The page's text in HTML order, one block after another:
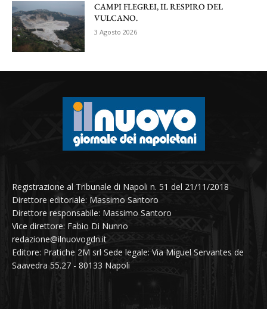
CAMPI FLEGREI, IL RESPIRO DEL
VULCANO.
3 Agosto 2026
Registrazione al Tribunale di Napoli n. 51 del 21/11/2018
Direttore editoriale: Massimo Santoro
Direttore responsabile: Massimo Santoro
Vice direttore: Fabio Di Nunno
redazione@ilnuovogdn.it
Editore: Pratiche 2M srl Sede legale: Via Miguel Servantes de
Saavedra 55.27 - 80133 Napoli